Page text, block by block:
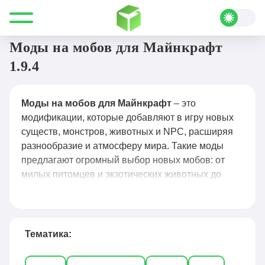
Все для Minecraft Мобы
Моды на мобов для Майнкрафт
1.9.4
Моды на мобов для Майнкрафт – это
модификации, которые добавляют в игру новых
существ, монстров, животных и NPC, расширяя
разнообразие и атмосферу мира. Такие моды
предлагают огромный выбор новых мобов: от
милых питомцев и экзотических животных до
игроком. Популярные решения, такие как Mo’
делают игровой процесс более живым и
Тематика: